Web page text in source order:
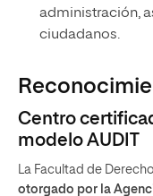
administración,
ciudadanos.
Centro
modelo AUDIT
La Facultad de
otorgado por la